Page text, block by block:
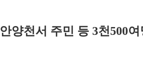
양천서 주민 등 3천500